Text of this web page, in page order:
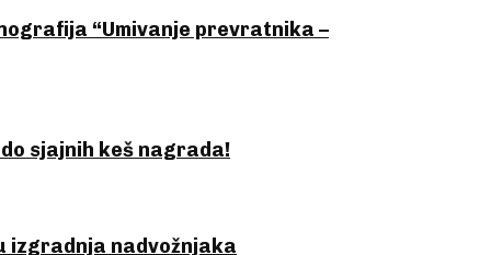
“Umivanje prevratnika –
sjajnih keš nagrada!
izgradnja nadvožnjaka